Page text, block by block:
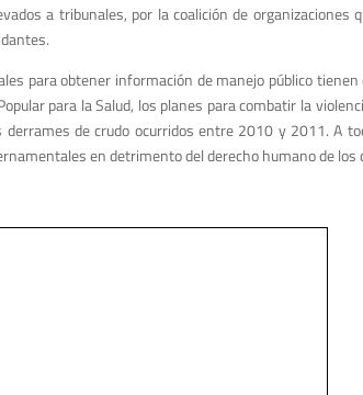
a tribunales, por la coalición de organizaciones
para obtener información de manejo público
para la Salud, los planes para combatir la
de crudo ocurridos entre 2010 y 2011. A
en detrimento del derecho humano de los